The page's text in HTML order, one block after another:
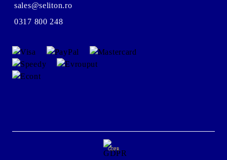
sales@seliton.ro
0317 800 248
GDPR